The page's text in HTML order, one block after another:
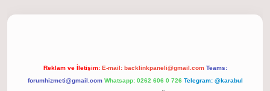
Reklam ve İletişim: E-mail: backlinkpaneli@gmail.com Teams:
forumhizmeti@gmail.com Whatsapp: 0262 606 0 726 Telegram: @karabul